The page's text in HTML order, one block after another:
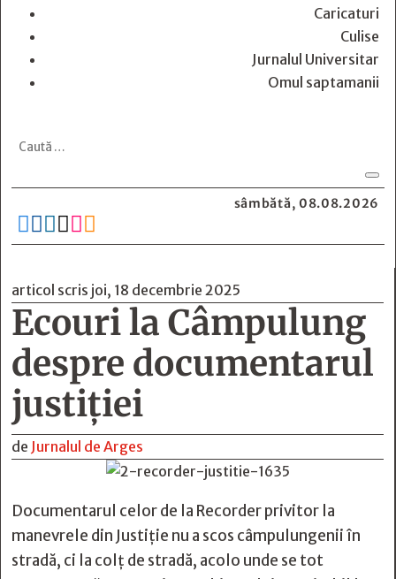
Caricaturi
Culise
Jurnalul Universitar
Omul saptamanii
sâmbătă, 08.08.2026
     
articol scris joi, 18 decembrie 2025
Ecouri la Câmpulung
despre documentarul
justiţiei
de Jurnalul de Arges
Documentarul celor de la Recorder privitor la
manevrele din Justiție nu a scos câmpulungenii în
stradă, ci la colț de stradă, acolo unde se tot